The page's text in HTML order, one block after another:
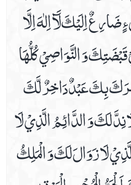
اِلَيْكَ لَآ اِلٰهَ اِلَّا
وَ النَّوَاصِيْ كُلُّهَا
بِكَ عَبْدٌ دَاخِرٌ لَّكَ
لَكَ وَ الدَّائِمُ الَّذِيْ لَا
لَا زَوَالَ لَكَ وَ الْمَلِكُ